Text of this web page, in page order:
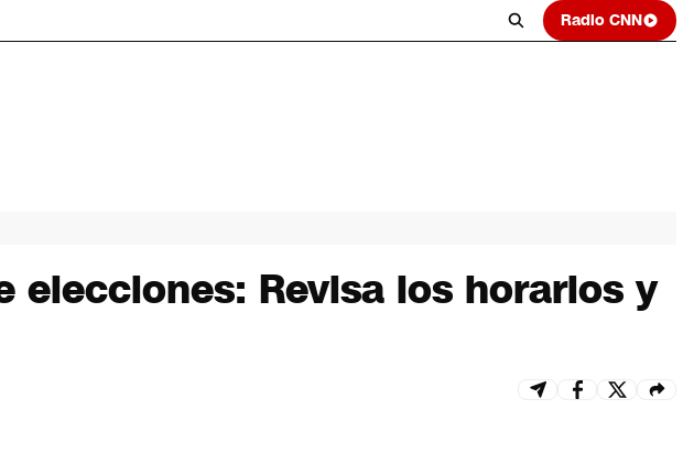
Radio CNN
elecciones: Revisa los horarios y